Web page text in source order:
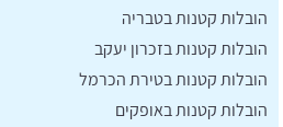
הובלות קטנות בטבריה
הובלות קטנות בזכרון יעקב
הובלות קטנות בטירת הכרמל
הובלות קטנות באופקים